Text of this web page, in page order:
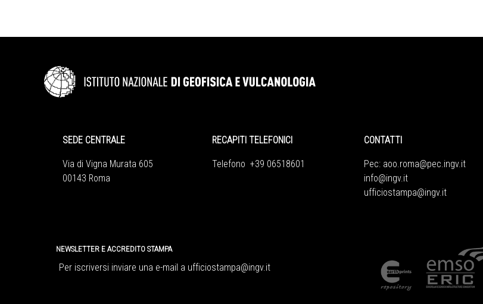
SEDE CENTRALE
Via di Vigna Murata 605
00143 Roma
RECAPITI TELEFONICI
Telefono +39 06518601
CONTATTI
Pec: aoo.roma@pec.ingv.it
info@ingv.it
ufficiostampa@ingv.it
NEWSLETTER E ACCREDITO STAMPA
Per iscriversi inviare una e-mail a ufficiostampa@ingv.it